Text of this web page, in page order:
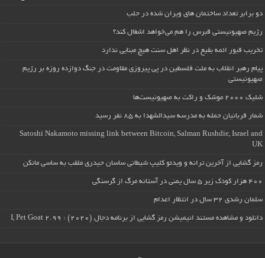
دو برابر تعداد ساختمان های ویران شده در حلب
رژیم صهیونیستی قبرس را هم می‌خواهد اشغال کند؟
تخریب قبور ائمه بقیع در نظر اهل سنت هیچ مبنایی ندارد
پیام رهبر انقلاب به ملت فلسطین در پی پیروزی مقاومت در جنگ دوازده روزه بر رژیم
صهیونیستی
شلیک ۲۰۰۰ موشک و راکت به صهیونیست‌ها
شمار قربانیان حمله به مدرسه سیدالشهدا به ۸۵ نفر رسید
Satoshi Nakamoto missing link between Bitcoin, Salman Rushdie, Israel and
UK
رمز گشایی از آخرین ترانه و ویدئو کلیپ شیطانی ساسان حیدری ملقب به ساسی مانکن
۴۰۰ هزار کودک زیر ۵ سال یمنی در آستانه مرگ از گرسنگی
سلمان رشدی ۳۲ سال در انتظار اعدام
دانلود و مشاهده مستند انیمیشن رمز گشایی از برنامه دجال (۲۰۲۰) : I, Pet Goat 2.99